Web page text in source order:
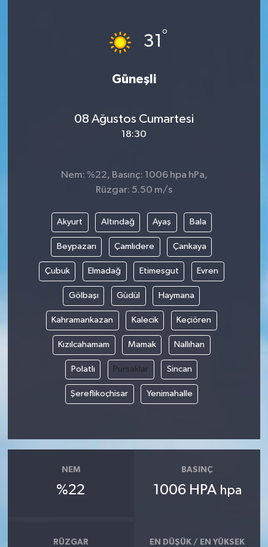
31 °
Güneşli
08 Ağustos Cumartesi
18:30
Nem: %22, Basınç: 1006 hpa hPa,
Rüzgar: 5.50 m/s
Akyurt Altındağ Ayaş Bala
Beypazarı Çamlıdere Çankaya
Çubuk Elmadağ Etimesgut Evren
Gölbaşı Güdül Haymana
Kahramankazan Kalecik Keçiören
Kızılcahamam Mamak Nallıhan
Polatlı Pursaklar Sincan
Şereflikoçhisar Yenimahalle
NEM
%22
BASINÇ
1006 HPA hpa
RÜZGAR EN DÜŞÜK / EN YÜKSEK
Korkut
Malazgirt
Varto